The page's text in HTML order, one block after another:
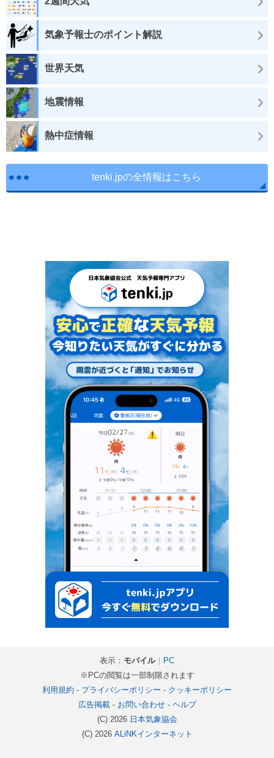
気象予報士のポイント解説
世界天気
地震情報
熱中症情報
tenki.jpの全情報はこちら
表示： モバイル｜ PC
※PCの閲覧は一部制限されます
利用規約 - プライバシーポリシー - クッキーポリシー
広告掲載- お問い合わせ- ヘルプ
(C) 2026 日本気象協会
(C) 2026 ALiNKインターネット